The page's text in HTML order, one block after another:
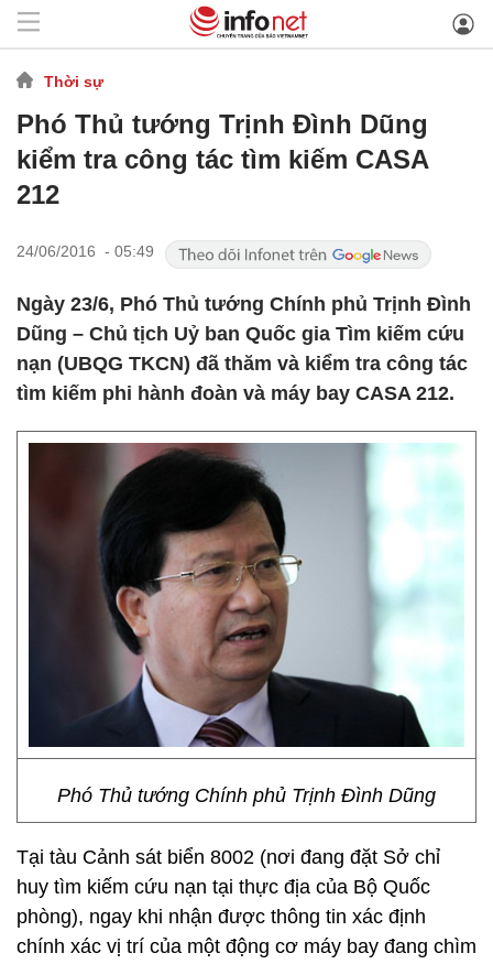
Thời sự
Phó Thủ tướng Trịnh Đình Dũng
kiểm tra công tác tìm kiếm CASA
212
24/06/2016 - 05:49
Ngày 23/6, Phó Thủ tướng Chính phủ Trịnh Đình
Dũng – Chủ tịch Uỷ ban Quốc gia Tìm kiếm cứu
nạn (UBQG TKCN) đã thăm và kiểm tra công tác
tìm kiếm phi hành đoàn và máy bay CASA 212.
Phó Thủ tướng Chính phủ Trịnh Đình Dũng
Tại tàu Cảnh sát biển 8002 (nơi đang đặt Sở chỉ
huy tìm kiếm cứu nạn tại thực địa của Bộ Quốc
phòng), ngay khi nhận được thông tin xác định
chính xác vị trí của một động cơ máy bay đang chìm